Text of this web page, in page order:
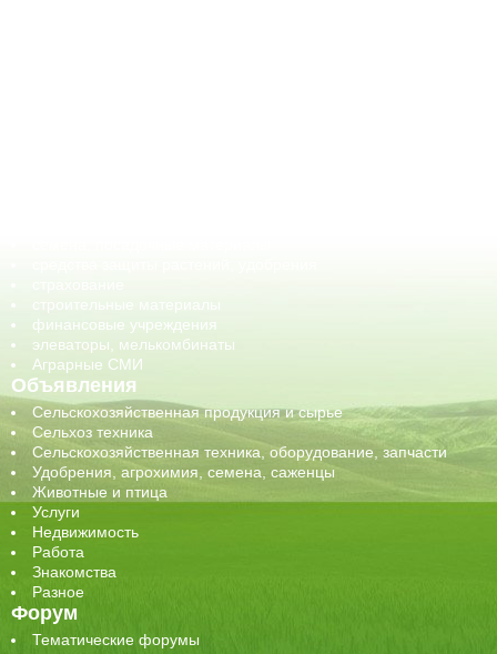
строительные материалы
финансовые учреждения
элеваторы, мелькомбинаты
Аграрные СМИ
Объявления
Сельскохозяйственная продукция и сырье
Сельхоз техника
Сельскохозяйственная техника, оборудование, запчасти
Удобрения, агрохимия, семена, саженцы
Животные и птица
Услуги
Недвижимость
Работа
Знакомства
Разное
Форум
Тематические форумы